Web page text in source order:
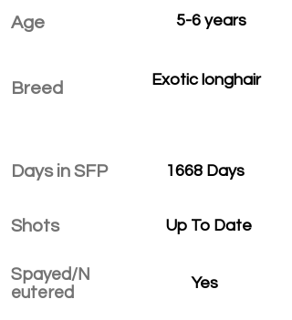
Age
Breed
Days in SFP
Shots
Spayed/N
eutered
5-6 years
Exotic longhair
1668 Days
Up To Date
Yes